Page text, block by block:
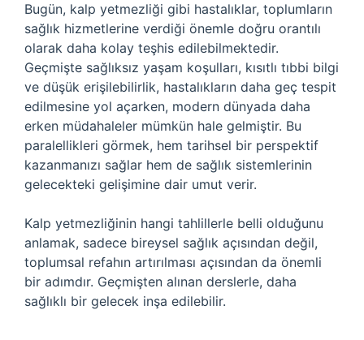
Bugün, kalp yetmezliği gibi hastalıklar, toplumların
sağlık hizmetlerine verdiği önemle doğru orantılı
olarak daha kolay teşhis edilebilmektedir.
Geçmişte sağlıksız yaşam koşulları, kısıtlı tıbbi bilgi
ve düşük erişilebilirlik, hastalıkların daha geç tespit
edilmesine yol açarken, modern dünyada daha
erken müdahaleler mümkün hale gelmiştir. Bu
paralellikleri görmek, hem tarihsel bir perspektif
kazanmanızı sağlar hem de sağlık sistemlerinin
gelecekteki gelişimine dair umut verir.
Kalp yetmezliğinin hangi tahlillerle belli olduğunu
anlamak, sadece bireysel sağlık açısından değil,
toplumsal refahın artırılması açısından da önemli
bir adımdır. Geçmişten alınan derslerle, daha
sağlıklı bir gelecek inşa edilebilir.